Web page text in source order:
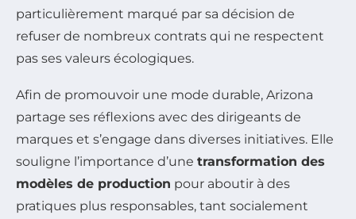
particulièrement marqué par sa décision de
refuser de nombreux contrats qui ne respectent
pas ses valeurs écologiques.
Afin de promouvoir une mode durable, Arizona
partage ses réflexions avec des dirigeants de
marques et s’engage dans diverses initiatives. Elle
souligne l’importance d’une transformation des
modèles de production pour aboutir à des
pratiques plus responsables, tant socialement